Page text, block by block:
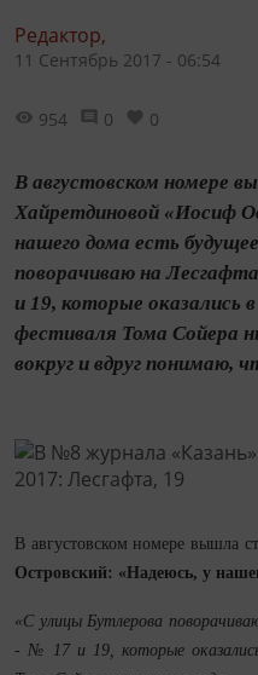
Редактор,
11 Сентябрь 2017 - 06:54
954 0 0
В августовском номере
Хайретдиновой «Иосиф
нашего дома есть
поворачиваю на
и 19, которые оказались
фестиваля Тома Сойера
вокруг и вдруг понимаю,
В августовском номере вышла
Островский: «Надеюсь, у
«С улицы Бутлерова
- № 17 и 19, которые